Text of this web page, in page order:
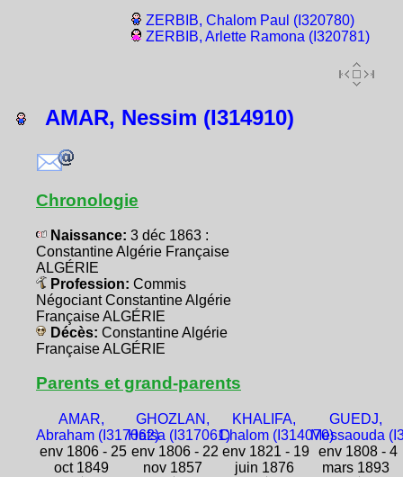
ZERBIB, Chalom Paul (I320780)
ZERBIB, Arlette Ramona (I320781)
AMAR, Nessim (I314910)
Chronologie
Naissance: 3 déc 1863 :
Constantine Algérie Française
ALGÉRIE
Profession: Commis
Négociant Constantine Algérie
Française ALGÉRIE
Décès: Constantine Algérie
Française ALGÉRIE
Parents et grand-parents
AMAR,
Abraham (I317062)
env 1806 - 25
oct 1849
GHOZLAN,
Hafsa (I317061)
env 1806 - 22
nov 1857
KHALIFA,
Chalom (I314070)
env 1821 - 19
juin 1876
GUEDJ,
Messaouda
env 1808 - 4
mars 1893